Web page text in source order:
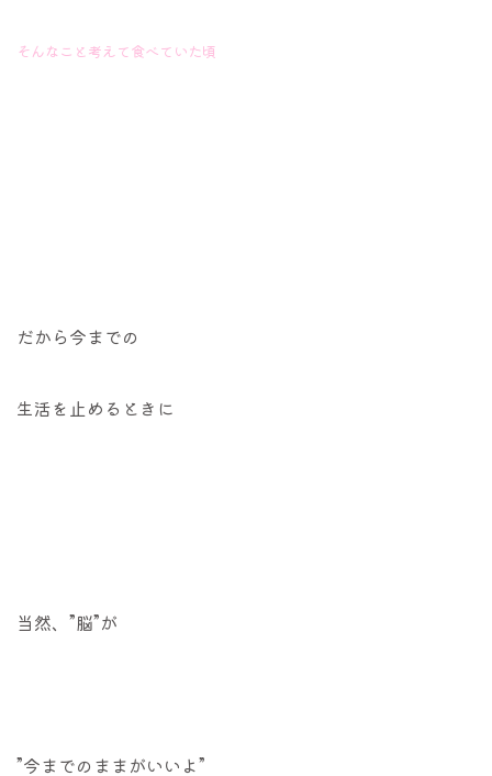
そんなこと考えて食べていた頃
だから今までの
生活を止めるときに
当然、”脳”が
”今までのままがいいよ”